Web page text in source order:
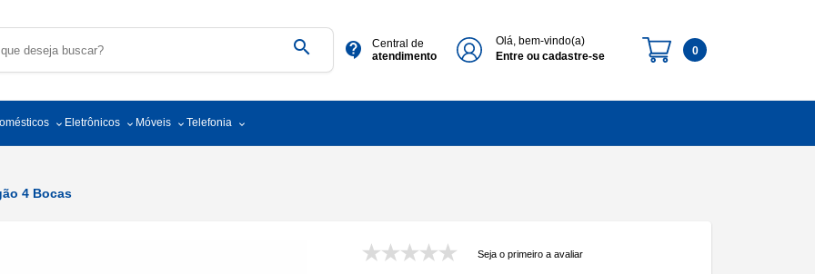
search contact_support
Central de
atendimento
Olá, bem-vindo(a)
Entre ou cadastre-se
0
Eletrônicos Móveis Telefonia
4 Bocas
Seja o primeiro a avaliar